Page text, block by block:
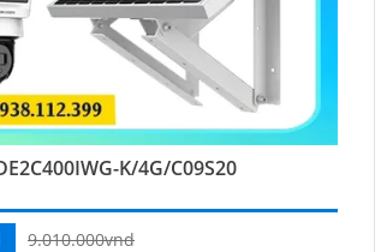
K/4G/C09S20
9.010.000vnd